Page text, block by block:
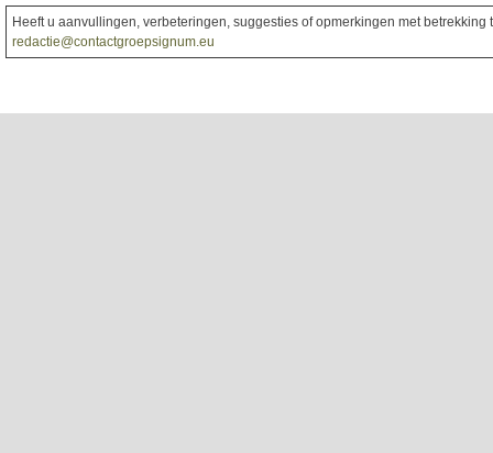
Heeft u aanvullingen, verbeteringen, suggesties of opmerkingen met
redactie@contactgroepsignum.eu